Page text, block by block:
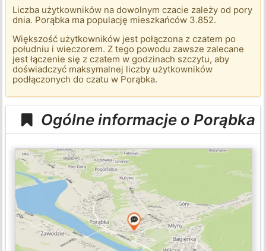
Liczba użytkowników na dowolnym czacie zależy od pory
dnia. Porąbka ma populację mieszkańców 3.852.
Większość użytkowników jest połączona z czatem po
południu i wieczorem. Z tego powodu zawsze zalecane
jest łączenie się z czatem w godzinach szczytu, aby
doświadczyć maksymalnej liczby użytkowników
podłączonych do czatu w Porąbka.
Ogólne informacje o Porąbka